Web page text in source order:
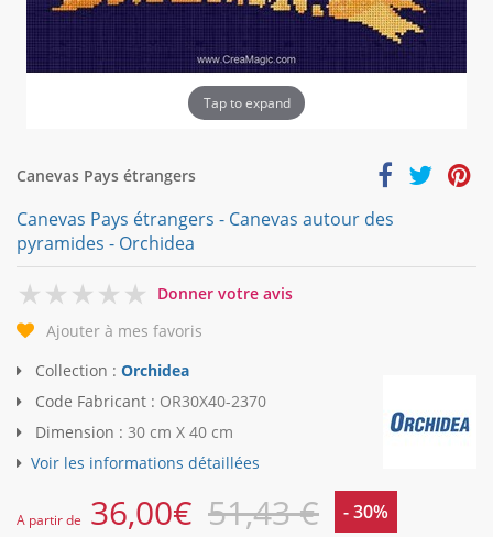
Tap to expand
Canevas Pays étrangers
Canevas Pays étrangers - Canevas autour des
pyramides - Orchidea
0
Donner votre avis
Ajouter à mes favoris
Collection : Orchidea
Code Fabricant : OR30X40-2370
Dimension : 30 cm X 40 cm
Voir les informations détaillées
A partir de 36,00€ 51,43 € - 30%